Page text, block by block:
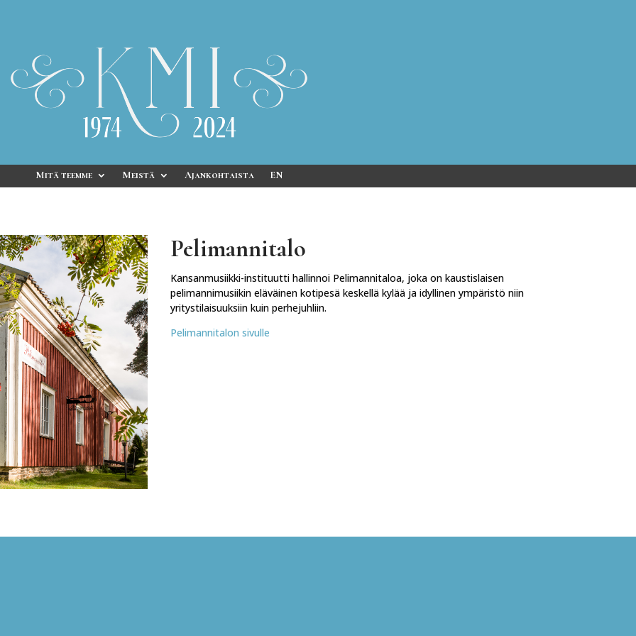
Mitä teemme Meistä Ajankohtaista EN
Pelimannitalo
Kansanmusiikki-instituutti hallinnoi Pelimannitaloa, joka on kaustislaisen
pelimannimusiikin eläväinen kotipesä keskellä kylää ja idyllinen ympäristö niin
yritystilaisuuksiin kuin perhejuhliin.
Pelimannitalon sivulle